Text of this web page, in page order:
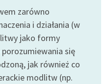
zarówno
i działania (w
jako formy
się
jak również co
modlitw (np.